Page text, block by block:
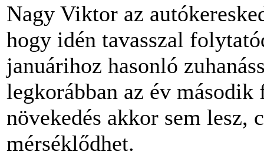
Nagy Viktor az
hogy idén tavasszal
januárihoz hasonló
legkorábban az év második
növekedés akkor sem lesz,
mérséklődhet.